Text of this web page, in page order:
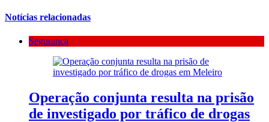
Notícias relacionadas
Segurança
Operação conjunta resulta na prisão
de investigado por tráfico de drogas